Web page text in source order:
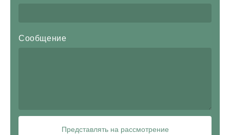
Сообщение
Представлять на рассмотрение